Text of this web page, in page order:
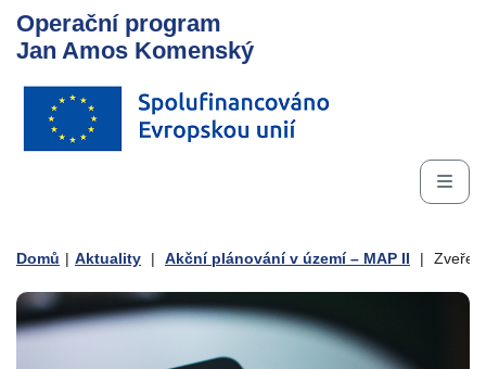
Operační program
Jan Amos Komenský
Domů | Aktuality | Akční plánování v území – MAP II |